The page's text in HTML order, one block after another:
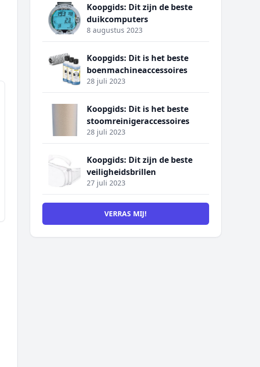
Koopgids: Dit zijn de beste
duikcomputers
8 augustus 2023
Koopgids: Dit is het beste
boenmachineaccessoires
28 juli 2023
Koopgids: Dit is het beste
stoomreinigeraccessoires
28 juli 2023
Koopgids: Dit zijn de beste
veiligheidsbrillen
27 juli 2023
VERRAS MIJ!